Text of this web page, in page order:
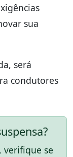
sua
será
condutores
verifique se